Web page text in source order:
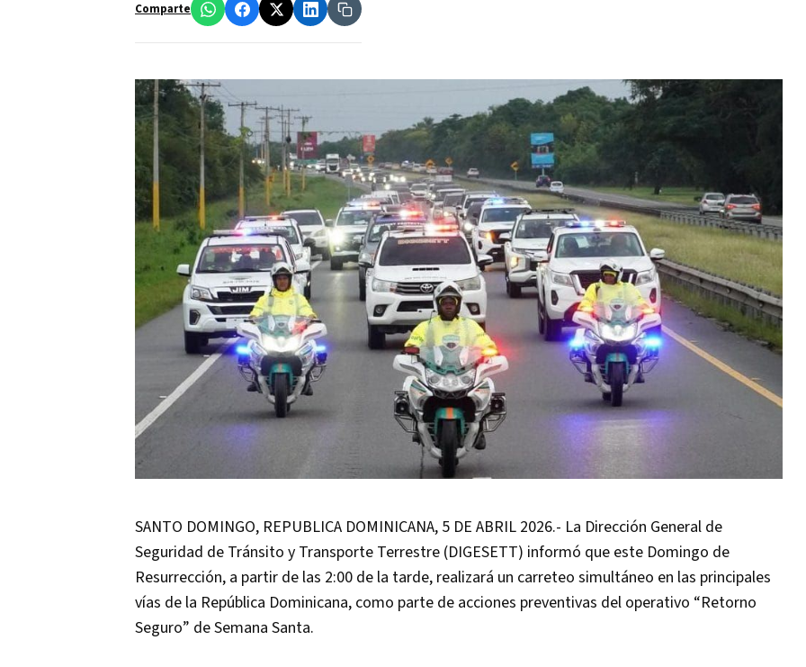
Comparte
SANTO DOMINGO, REPUBLICA DOMINICANA, 5 DE ABRIL 2026.- La Dirección General de
Seguridad de Tránsito y Transporte Terrestre (DIGESETT) informó que este Domingo de
Resurrección, a partir de las 2:00 de la tarde, realizará un carreteo simultáneo en las principales
vías de la República Dominicana, como parte de acciones preventivas del operativo “Retorno
Seguro” de Semana Santa.